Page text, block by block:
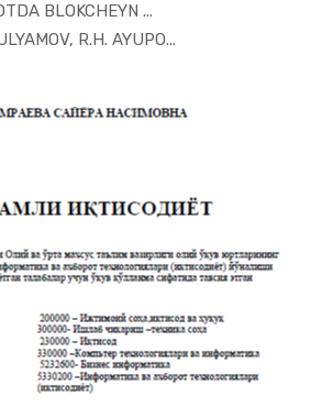
BLOKCHEYN ...
R.H. AYUPO...
In Raqamli...